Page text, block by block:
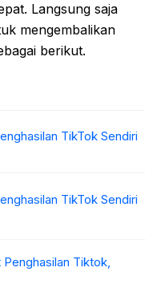
Langsung saja
mengembalikan
berikut.
TikTok Sendiri
TikTok Sendiri
Tiktok,